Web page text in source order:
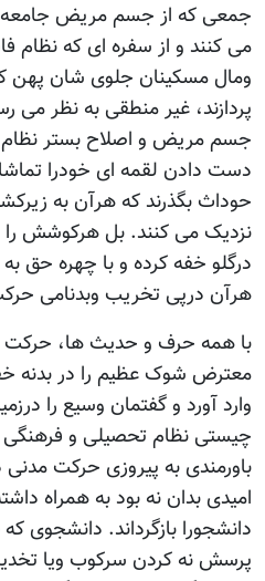
جمعی که از جسم مریض جامعه
می کنند و از سفره ای که نظام
ومال مسکینان جلوی شان
پردازند، غیر منطقی به نظر می
جسم مریض و اصلاح بستر نظام
دست دادن لقمه ای خودرا تماشا
حوداث بگذرند که هرآن به
نزدیک می کنند. بل هرکوشش
درگلو خفه کرده و با چهره
هرآن درپی تخریب وبدنامی
با همه حرف و حدیث ها، حرکت
معترض شوک عظیم را در بدنه
وارد آورد و گفتمان وسیع را
چیستی نظام تحصیلی و فرهنگی
باورمندی به پیروزی حرکت مدنی
امیدی بدان نه بود به همراه
دانشجورا بازگرداند. دانشجوی
پرسش نه کردن سرکوب ویا